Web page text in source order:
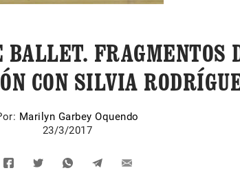
FRAGMENTOS
CON SILVIA
Marilyn Garbey Oquendo
23/3/2017